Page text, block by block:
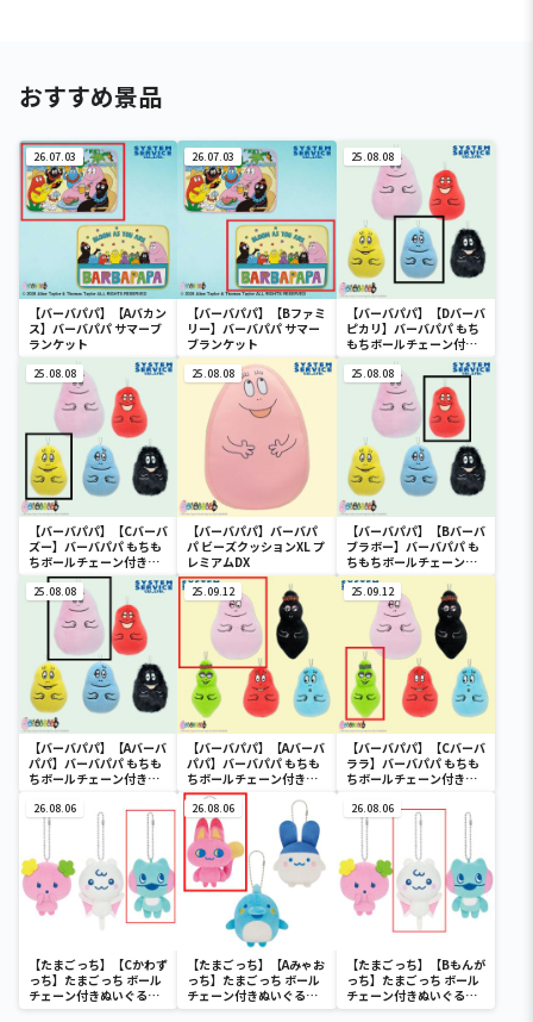
おすすめ景品
26.07.03
【バーバパパ】【Aバカン
ス】バーバパパ サマーブ
ランケット
26.07.03
【バーバパパ】【Bファミ
リー】バーバパパ サマー
ブランケット
25.08.08
【バーバパパ】【Dバーバ
ピカリ】バーバパパ もち
もちボールチェーン付き
ぬいぐるみ
25.08.08
【バーバパパ】【Cバーバ
ズー】バーバパパ もちも
ちボールチェーン付きぬ
いぐるみ
25.08.08
【バーバパパ】バーバパ
パ ビーズクッションXL プ
レミアムDX
25.08.08
【バーバパパ】【Bバーバ
ブラボー】バーバパパ も
ちもちボールチェーン付
きぬいぐるみ
25.08.08
【バーバパパ】【Aバーバ
パパ】バーバパパ もちも
ちボールチェーン付きぬ
25.09.12
【バーバパパ】【Aバーバ
パパ】バーバパパ もちも
ちボールチェーン付きぬ
いぐるみ Part2
25.09.12
【バーバパパ】【Cバーバ
ララ】バーバパパ もちも
ちボールチェーン付きぬ
26.08.06
【たまごっち】【Cかわず
っち】たまごっち ボール
チェーン付きぬいぐるみ
～Tamagotchi
26.08.06
【たまごっち】【Aみゃお
っち】たまごっち ボール
チェーン付きぬいぐるみ
～Tamagotchi
26.08.06
【たまごっち】【Bもんが
っち】たまごっち ボール
チェーン付きぬいぐるみ
～Tamagotchi